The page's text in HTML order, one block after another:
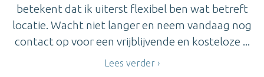
betekent dat ik uiterst flexibel ben wat betreft
locatie. Wacht niet langer en neem vandaag nog
contact op voor een vrijblijvende en kosteloze ...
Lees verder